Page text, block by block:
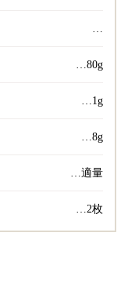
…80g
…1g
…8g
…適量
…2枚